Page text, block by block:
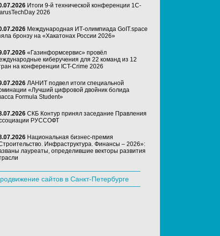
Итоги 9-й технической конференции 1C-
2026
Международная ИТ-олимпиада GoIT.space
бронзу на «Хакатонах России 2026»
«Газинформсервис» провёл
киберучения для 22 команд из 12
на конференции ICT-Crime 2026
ЛАНИТ подвел итоги специальной
«Лучший цифровой двойник болида
Formula Student»
СКБ Контур принял заседание Правления
РУССОФТ
Национальная бизнес-премия
Инфраструктура. Финансы – 2026»:
лауреаты, определившие векторы развития
сайтов в Санкт-Петербурге